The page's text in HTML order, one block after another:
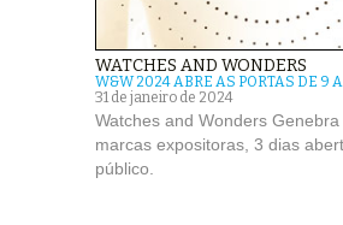
WATCHES AND WONDERS
W&W 2024 ABRE AS PORTAS DE 9
31 de janeiro de 2024
Watches and Wonders
marcas expositoras, 3 dias
público.